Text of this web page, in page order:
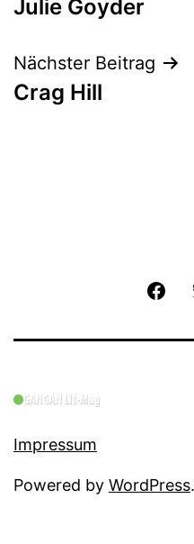
Navigation
Julie Goyder
Nächster Beitrag
Crag Hill
Impressum
Powered by WordPress.